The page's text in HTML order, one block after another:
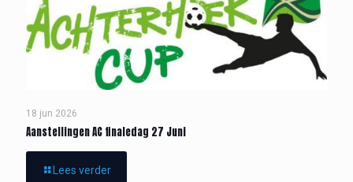
18 jun 2026
Aanstellingen AC finaledag 27 Juni
Lees verder